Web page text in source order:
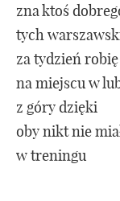
zna ktoś
tych
za tydzień
na miejscu w
z góry dzięki
oby nikt nie
w treningu